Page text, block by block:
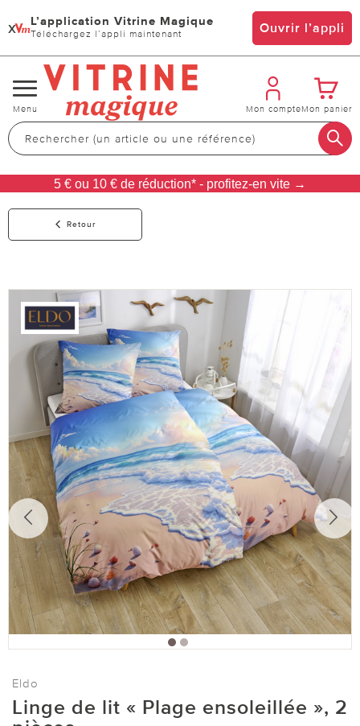
x L’application Vitrine Magique
Téléchargez l’appli maintenant Ouvrir l’appli
Changer
de
navigation
Menu Mon compteMon panier
5 € ou 10 € de réduction* - profitez-en vite →
Retour
Eldo
Linge de lit « Plage ensoleillée », 2